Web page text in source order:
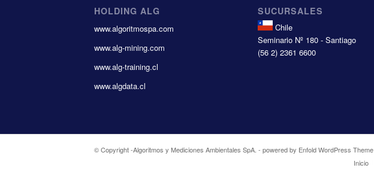
HOLDING ALG
www.algoritmospa.com
www.alg-mining.com
www.alg-training.cl
www.algdata.cl
SUCURSALES
Chile
Seminario Nº 180 - Santiago
(56 2) 2361 6600
© Copyright -Algoritmos y Mediciones Ambientales SpA. - powered by Enfold WordPress Theme
Inicio